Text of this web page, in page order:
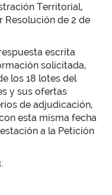
Territorial,
Resolución de 2 de
escrita
solicitada,
los 18 lotes del
y sus ofertas
de adjudicación,
esta misma fecha
a la Petición